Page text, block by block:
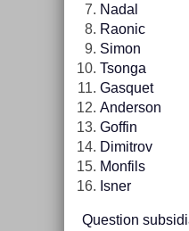
Nadal
Raonic
Simon
Tson­ga
Gas­quet
An­der­son
Gof­fin
Di­mit­rov
Mon­fils
Isner
Ques­tion